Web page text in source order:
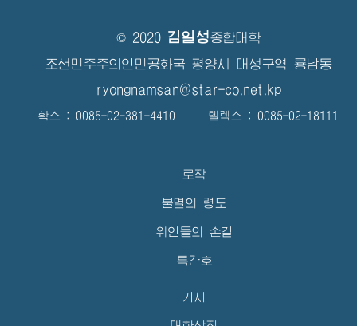
© 2020 김일성종합대학
조선민주주의인민공화국 평양시 대성구역 룡남동
ryongnamsan@star-co.net.kp
확스 : 0085-02-381-4410 텔렉스 : 0085-02-18111
로작
불멸의 령도
위인들의 손길
특간호
기사